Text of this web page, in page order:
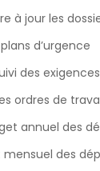
à jour les
d’urgence
des
ordres de
annuel des
des